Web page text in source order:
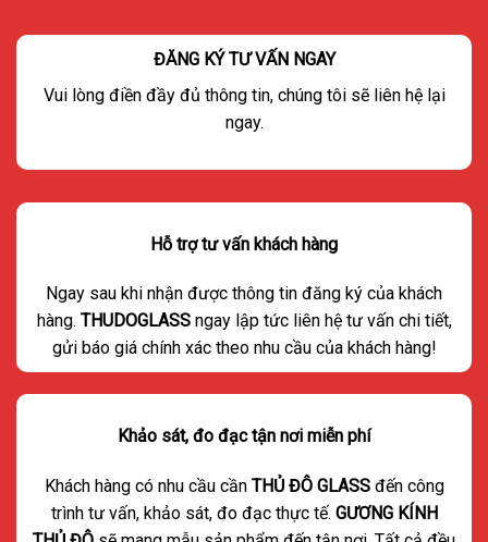
ĐĂNG KÝ TƯ VẤN NGAY
Vui lòng điền đầy đủ thông tin, chúng tôi sẽ liên hệ lại
ngay.
Hỗ trợ tư vấn khách hàng
Ngay sau khi nhận được thông tin đăng ký của khách
hàng. THUDOGLASS ngay lập tức liên hệ tư vấn chi tiết,
gửi báo giá chính xác theo nhu cầu của khách hàng!
Khảo sát, đo đạc tận nơi miễn phí
Khách hàng có nhu cầu cần THỦ ĐÔ GLASS đến công
trình tư vấn, khảo sát, đo đạc thực tế. GƯƠNG KÍNH